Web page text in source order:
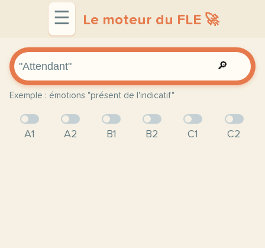
☰ Le moteur du FLE 🚀
🔎
Exemple : émotions "présent de l'indicatif"
A1 A2 B1 B2 C1 C2